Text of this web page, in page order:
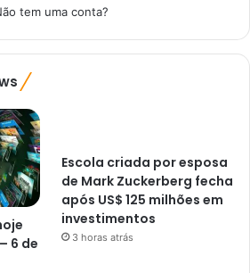
tem uma conta?
6 de
Escola criada por esposa
de Mark Zuckerberg fecha
após US$ 125 milhões em
investimentos
3 horas atrás